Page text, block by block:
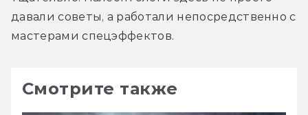
давали советы, а работали непосредственно с
мастерами спецэффектов.
Смотрите также